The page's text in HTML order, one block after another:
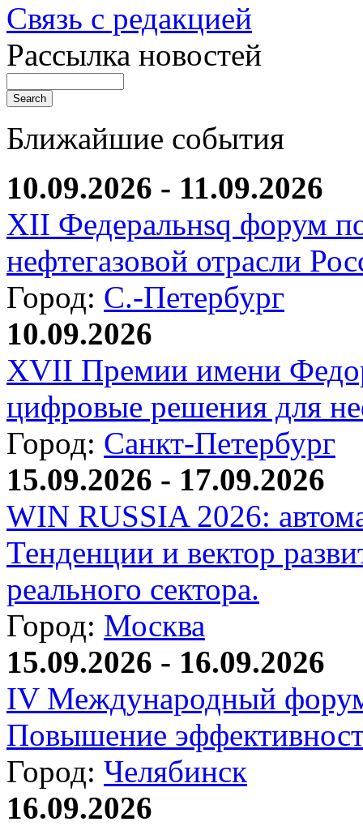
Связь с редакцией
Рассылка новостей
Ближайшие события
10.09.2026 - 11.09.2026
XII Федеральнsq форум
нефтегазовой отрасли
Город: С.-Петербург
10.09.2026
XVII Премии имени
цифровые решения для
Город: Санкт-Петербург
15.09.2026 - 17.09.2026
WIN RUSSIA 2026:
Тенденции и вектор
реального сектора.
Город: Москва
15.09.2026 - 16.09.2026
IV Международный
Повышение
Город: Челябинск
16.09.2026